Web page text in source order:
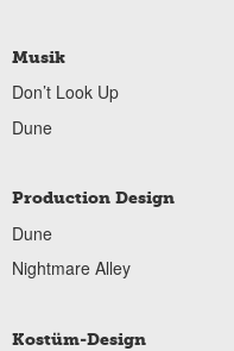
Musik
Don’t Look Up
Dune
Production Design
Dune
Nightmare Alley
Kostüm-Design